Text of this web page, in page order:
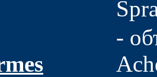
-